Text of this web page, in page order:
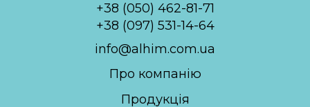
+38 (050) 462-81-71
+38 (097) 531-14-64
info@alhim.com.ua
Про компанію
Продукція